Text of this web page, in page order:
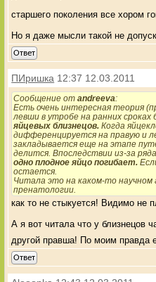
старшего поколения все хором
Но я даже мысли такой не
Ответ
ПИришка 12:37 12.03.2011
Сообщение отandreeva:
Есть очень интересная теория
левши в утробе на ранних
яйцевых близнецов. Когда
дифференцируется на правую и
закладывается еще на этапе
делится. Впоследствии из-за
одно плодное яйцо погибает.
остается.
Читала это на каком-то научном
пренатологии.
как то не стыкуется! Видимо не
А я вот читала что у близнецов
другой правша! По моим правда
Ответ